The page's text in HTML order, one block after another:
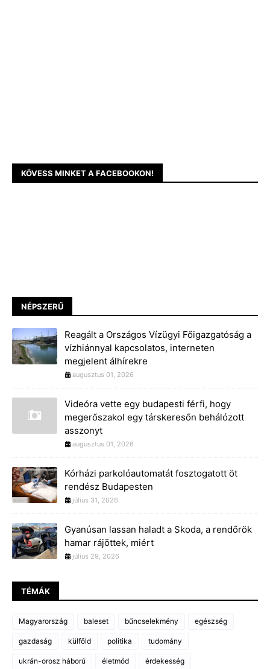
KÖVESS MINKET A FACEBOOKON!
NÉPSZERŰ
Reagált a Országos Vízügyi Főigazgatóság a
vízhiánnyal kapcsolatos, interneten
megjelent álhírekre
augusztus 01, 2026
Videóra vette egy budapesti férfi, hogy
megerőszakol egy társkeresőn behálózott
asszonyt
augusztus 01, 2026
Kórházi parkolóautomatát fosztogatott öt
rendész Budapesten
július 31, 2026
Gyanúsan lassan haladt a Skoda, a rendőrök
hamar rájöttek, miért
július 29, 2026
TÉMÁK
Magyarország baleset bűncselekmény egészség
gazdaság külföld politika tudomány
ukrán-orosz háború életmód érdekesség